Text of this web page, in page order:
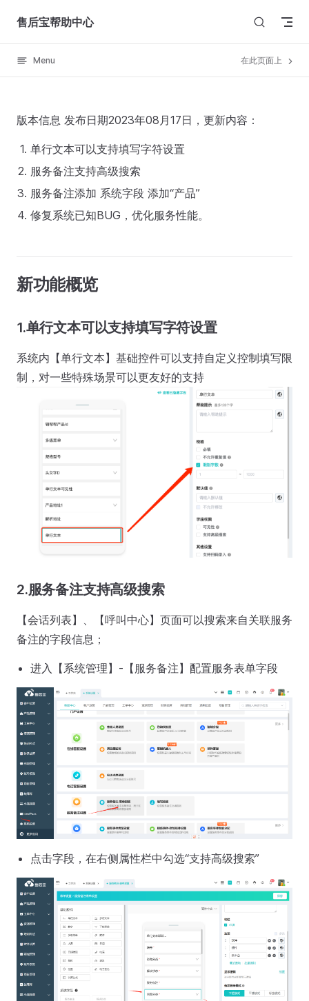
Skip to content
售后宝帮助中心
Menu 在此页面上
版本信息 发布日期2023年08月17日，更新内容：
单行文本可以支持填写字符设置
服务备注支持高级搜索
服务备注添加 系统字段 添加“产品”
修复系统已知BUG，优化服务性能。
新功能概览
1.单行文本可以支持填写字符设置
系统内【单行文本】基础控件可以支持自定义控制填写限
制，对一些特殊场景可以更友好的支持
2.服务备注支持高级搜索
【会话列表】、【呼叫中心】页面可以搜索来自关联服务
备注的字段信息；
进入【系统管理】-【服务备注】配置服务表单字段
点击字段，在右侧属性栏中勾选“支持高级搜索”